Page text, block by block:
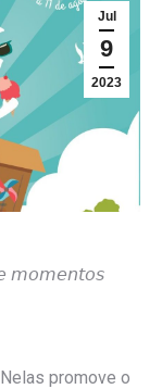
Jul
9
2023
𝘮𝘰𝘮𝘦𝘯𝘵𝘰𝘴
promove o